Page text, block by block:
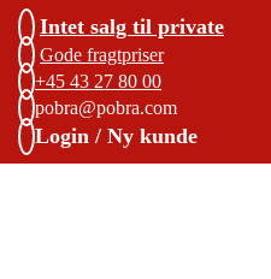
Intet salg til private
Gode fragtpriser
+45 43 27 80 00
pobra@pobra.com
Login / Ny kunde